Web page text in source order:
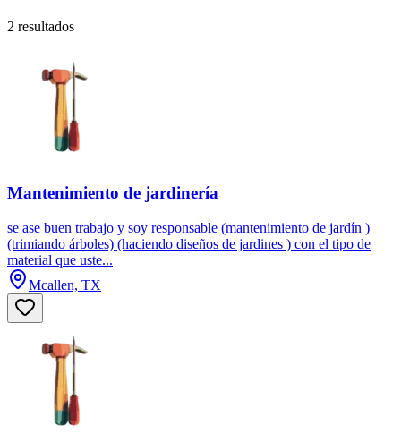
2 resultados
Mantenimiento de jardinería
se ase buen trabajo y soy responsable (mantenimiento de jardín )
(trimiando árboles) (haciendo diseños de jardines ) con el tipo de
material que uste...
Mcallen, TX